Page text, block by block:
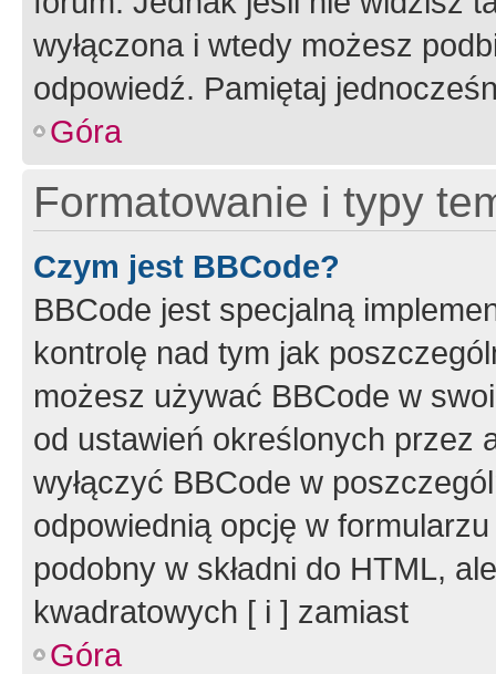
wyłączona i wtedy możesz
odpowiedź. Pamiętaj
Góra
Formatowanie i typy
Czym jest BBCode?
BBCode jest specjalną
kontrolę nad tym jak
możesz używać BBCode w
od ustawień określonych przez
wyłączyć BBCode w
odpowiednią opcję w
podobny w składni do HTML,
kwadratowych [ i ] zamiast
Góra